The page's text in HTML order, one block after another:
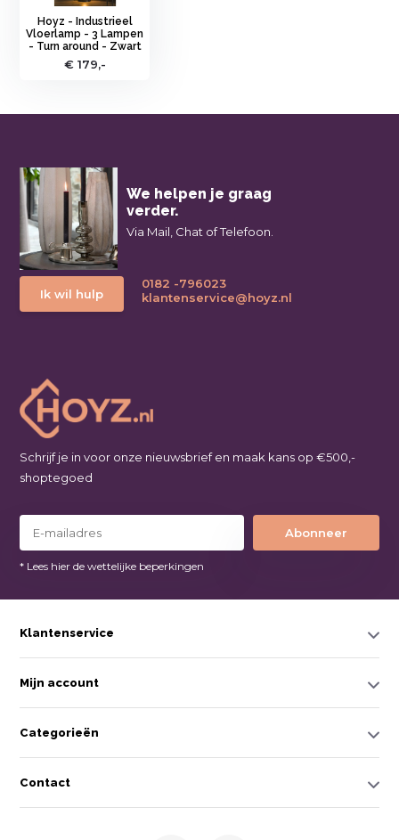
Hoyz - Industrieel
Vloerlamp - 3 Lampen
- Turn around - Zwart
€ 179,-
We helpen je graag
verder.
Via Mail, Chat of Telefoon.
Ik wil hulp
0182 -796023
klantenservice@hoyz.nl
Schrijf je in voor onze nieuwsbrief en maak kans op €500,-
shoptegoed
Abonneer
* Lees hier de wettelijke beperkingen
Klantenservice
Mijn account
Categorieën
Contact